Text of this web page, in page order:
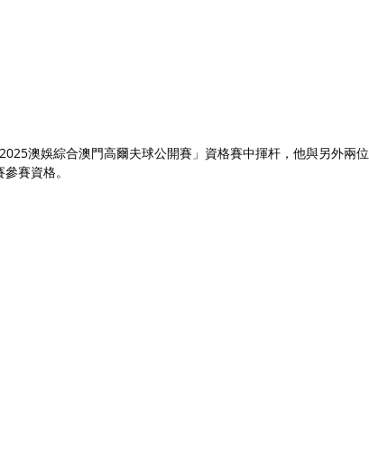
澳娛綜合澳門高爾夫球公開賽」資格賽中揮杆，他與另外兩位
賽資格。